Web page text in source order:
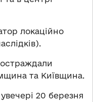
локаційно
та Київщина.
20 березня